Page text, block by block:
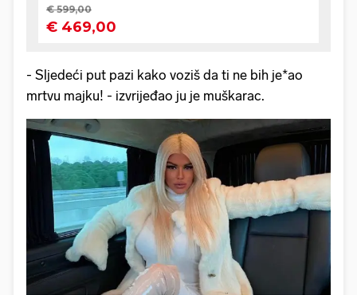
- Sljedeći put pazi kako voziš da ti ne bih je*ao
mrtvu majku! - izvrijeđao ju je muškarac.